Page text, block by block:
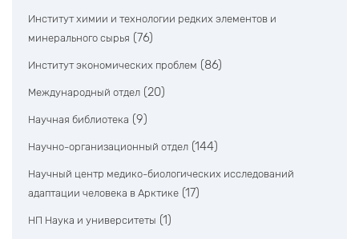
Институт химии и технологии редких элементов и
минерального сырья (76)
Институт экономических проблем (86)
Международный отдел (20)
Научная библиотека (9)
Научно-организационный отдел (144)
Научный центр медико-биологических исследований
адаптации человека в Арктике (17)
НП Наука и университеты (1)